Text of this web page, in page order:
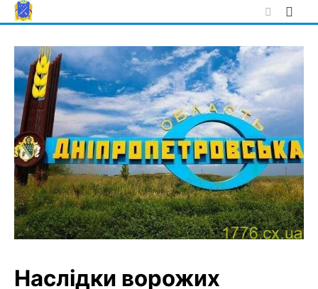
Skip
to
Наслідки ворожих